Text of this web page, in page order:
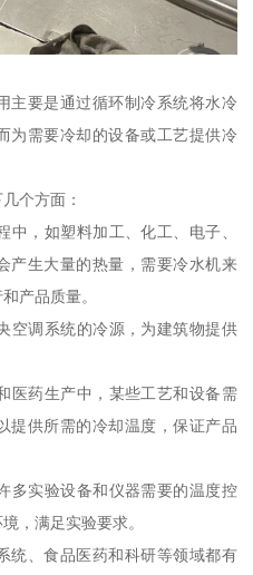
主要是通过循环制冷系统将水冷
为需要冷却的设备或工艺提供冷
个方面：
中，如塑料加工、化工、电子、
产生大量的热量，需要冷水机来
产品质量。
空调系统的冷源，为建筑物提供
医药生产中，某些工艺和设备需
提供所需的冷却温度，保证产品
多实验设备和仪器需要的温度控
，满足实验要求。
统、食品医药和科研等领域都有